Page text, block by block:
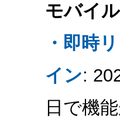
モバイ
・即時
イン:
日で機